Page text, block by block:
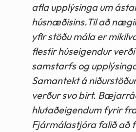
afla upplýsinga um
húsnæðisins.Til að
yfir stöðu mála er
flestir húseigendur
samstarfs og
Samantekt á
verður svo birt.
hlutaðeigendum fyrir
Fjármálastjóra falið að